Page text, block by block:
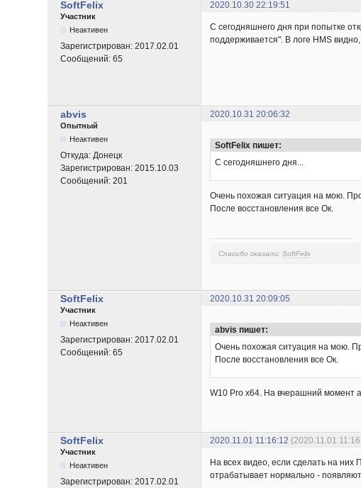
SoftFelix 2020.10.30 22:19:51
Участник
Неактивен
Зарегистрирован:2017.02.01
Сообщений:65
С сегодняшнего дня при попытке
поддерживается". В логе HMS
abvis 2020.10.31 20:06:32
Опытный
Неактивен
Откуда:Донецк
Зарегистрирован:2015.10.03
Сообщений:201
SoftFelix пишет:
С сегодняшнего дня...
Очень похожая ситуация на мою.
После восстановления все Ок.
Спасибо сказали:SoftFelix
SoftFelix 2020.10.31 20:09:05
Участник
Неактивен
Зарегистрирован:2017.02.01
Сообщений:65
abvis пишет:
Очень похожая ситуация на мою.
После восстановления все Ок.
W10 Pro x64. На вчерашний момент
SoftFelix 2020.11.01 11:16:12 (2020.11.01
Участник
Неактивен
Зарегистрирован:2017.02.01
На всех видео, если сделать на
отрабатывает нормально -